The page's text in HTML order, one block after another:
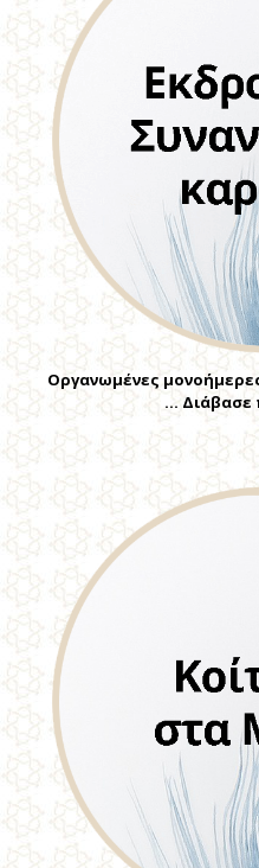
Οργανωμένες
… Διάβασε